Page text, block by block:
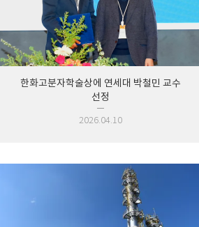
한화고분자학술상에 연세대 박철민 교수
선정
2026.04.10